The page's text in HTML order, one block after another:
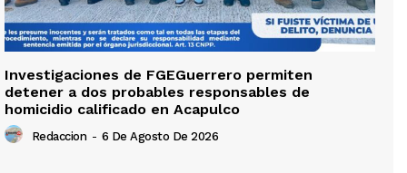
Investigaciones de FGEGuerrero permiten
detener a dos probables responsables de
homicidio calificado en Acapulco
Redaccion - 6 De Agosto De 2026